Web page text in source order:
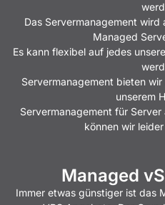
Das Servermanagement
Managed
Es kann flexibel auf jedes
Servermanagement bieten
unserem
Servermanagement für
können wir
Managed
Immer etwas günstiger ist das